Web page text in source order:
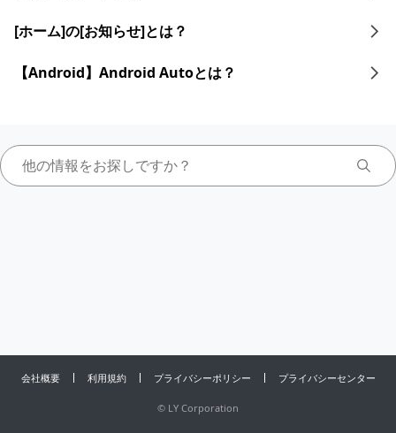
[ホーム]の[お知らせ]とは？
【Android】Android Autoとは？
会社概要 利用規約 プライバシーポリシー プライバシーセンター
© LY Corporation